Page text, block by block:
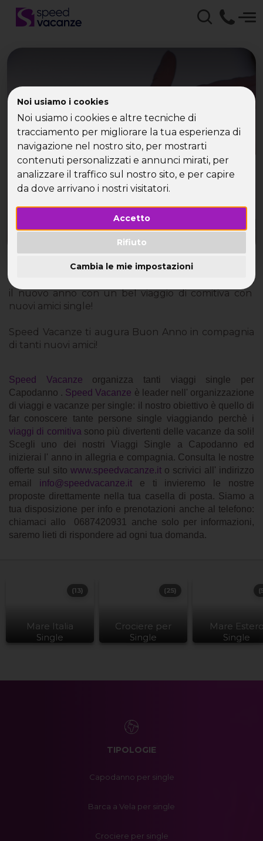
Noi usiamo i cookies
Noi usiamo i cookies e altre tecniche di
tracciamento per migliorare la tua esperienza di
navigazione nel nostro sito, per mostrarti
contenuti personalizzati e annunci mirati, per
analizzare il traffico sul nostro sito, e per capire
da dove arrivano i nostri visitatori.
Accetto
Rifiuto
Cambia le mie impostazioni
Viaggi Single Capodanno
con Speed Vacanze -
Vacanze per single
Viaggi Single Capodanno con Speed Vacanze: inizia
il nuovo anno con un bel viaggio di comitiva con
nuovi amici single!
Speed Vacanze ti augura Buon Anno in compagnia
di tanti nuovi amici!
Speed Vacanze organizza tanti viaggi single per
Capodanno . Speed Vacanze è leader nell' organizzazione
di viaggi e vacanze per single: il nostro obiettivo è quello di
far conoscere tante persone single viaggiando perchè i
viaggi di comitiva sono più divertenti delle vacanze da soli!
Scegli uno dei nostri Viaggi Single a Capodanno ed
inizierai l' anno in allegria e compagnia. Consulta le nostre
offerte sul sito www.speedvacanze.it o scrivici all' indirizzo
email info@speedvacanze.ite ti invieremo le nostre
proposte direttamente nella tua casella di posta. Siamo a
tua disposizione per info e prenotazioni anche al telefono:
chiamaci allo 0687420931 anche solo per informazioni,
saremo lieti di rispondere ad ogni tua domanda.
Mare Italia
Single
(13)
Crociere per
Single
(25)
Mare
Single
TIPOLOGIE
Capodanno per single
Barca a Vela per single
Crociere per single